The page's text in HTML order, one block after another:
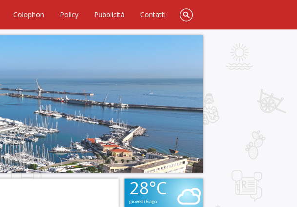
Colophon Policy Pubblicità Contatti
28°C
giovedì 6 ago